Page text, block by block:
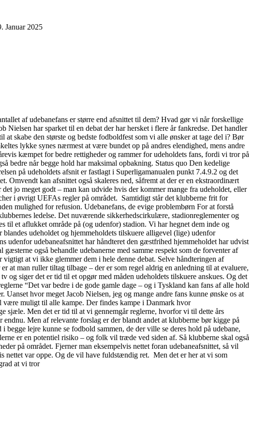
Januar 2025
af udebanefans er større end afsnittet til dem? Hvad gør vi når forskellige
har sparket til en debat der har hersket i flere år fankredse. Det handler
skabe den største og bedste fodboldfest som vi alle ønsker at tage del i? Bør
lykke synes nærmest at være bundet op på andres elendighed, mens andre
kæmpet for bedre rettigheder og rammer for udeholdets fans, fordi vi tror på
bedre når begge hold har maksimal opbakning. Status quo Den kedelige
på udeholdets afsnit er fastlagt i Superligamanualen punkt 7.4.9.2 og det
Omvendt kan afsnittet også skaleres ned, såfremt at der er en ekstraordinært
jo meget godt – man kan udvide hvis der kommer mange fra udeholdet, eller
i øvrigt UEFAs regler på området. Samtidigt står det klubberne frit for
mulighed for refusion. Udebanefans, de evige problembørn For at forstå
ledelse. Det nuværende sikkerhedscirkulære, stadionreglementer og
til et aflukket område på (og udenfor) stadion. Vi har hegnet dem inde og
udeholdet og hjemmeholdets tilskuere alligevel (lige) udenfor
udenfor udebaneafsnittet har håndteret den gæstfrihed hjemmeholdet har udvist
også behandle udebanerne med samme respekt som de forventer af
at vi ikke glemmer dem i hele denne debat. Selve håndteringen af
at man ruller tiltag tilbage – der er som regel aldrig en anledning til at evaluere,
siger det er tid til et opgør med måden udeholdets tilskuere anskues. Og det
“Det var bedre i de gode gamle dage – og i Tyskland kan fans af alle hold
hvor meget Jacob Nielsen, jeg og mange andre fans kunne ønske os at
være muligt til alle kampe. Der findes kampe i Danmark hvor
sjæle. Men det er tid til at vi gennemgår reglerne, hvorfor vi til dette års
Men af relevante forslag er der blandt andet at klubberne bør kigge på
lejre kunne se fodbold sammen, de der ville se deres hold på udebane,
er en potentiel risiko – og folk vil træde ved siden af. Så klubberne skal også
på området. Fjerner man eksempelvis nettet foran udebaneafsnittet, så vil
nettet var oppe. Og de vil have fuldstændig ret. Men det er her at vi som
at vi tror